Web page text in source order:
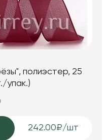
полиэстер, 25
упак.)
242.00₽/шт